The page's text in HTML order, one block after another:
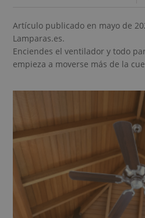
Artículo publicado en mayo de
Lamparas.es.
Enciendes el ventilador y todo
empieza a moverse más de la